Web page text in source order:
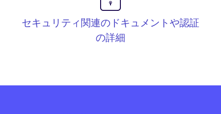
セキュリティ関連のドキュメントや認証
の詳細